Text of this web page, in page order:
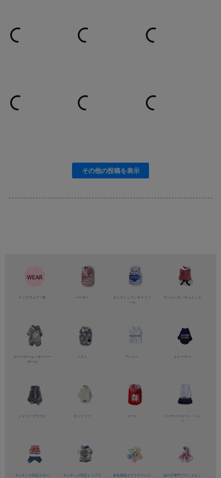
ドッグウェア一覧 パーカー タンクトップ／ キャミソ
ール
ワンピース／チュニック
カバーオール／ オーバー
オール
ベスト Tシャツ トレーナー
シャツ／ ブラウス カットソー コート
インナースカート・パン
ツ
マッチング対応スカー
マッチング対応トップス
多色展開 エブリデイシリ
女の子専門ブランド ピン